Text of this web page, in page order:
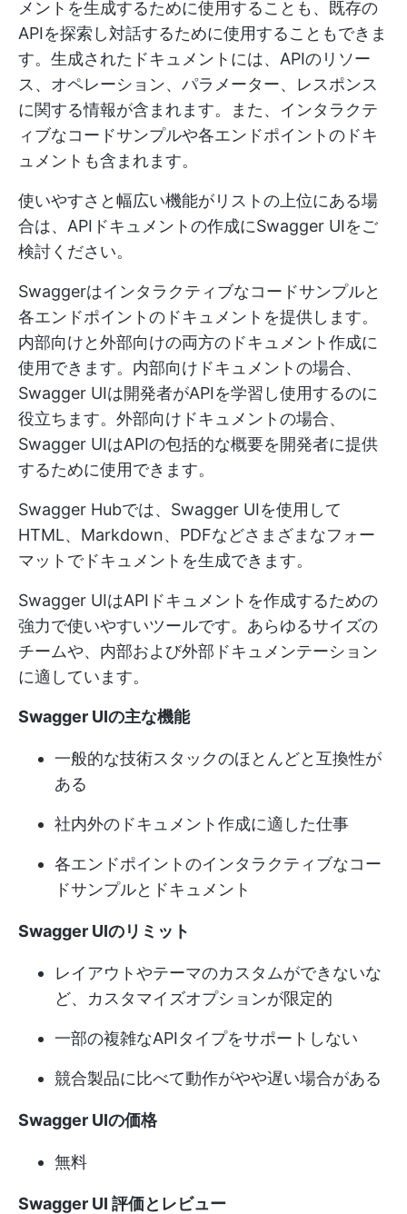
メントを生成するために使用することも、既存の
APIを探索し対話するために使用することもできま
す。生成されたドキュメントには、APIのリソー
ス、オペレーション、パラメーター、レスポンス
に関する情報が含まれます。また、インタラクテ
ィブなコードサンプルや各エンドポイントのドキ
ュメントも含まれます。
使いやすさと幅広い機能がリストの上位にある場
合は、APIドキュメントの作成にSwagger UIをご
検討ください。
Swaggerはインタラクティブなコードサンプルと
各エンドポイントのドキュメントを提供します。
内部向けと外部向けの両方のドキュメント作成に
使用できます。内部向けドキュメントの場合、
Swagger UIは開発者がAPIを学習し使用するのに
役立ちます。外部向けドキュメントの場合、
Swagger UIはAPIの包括的な概要を開発者に提供
するために使用できます。
Swagger Hubでは、Swagger UIを使用して
HTML、Markdown、PDFなどさまざまなフォー
マットでドキュメントを生成できます。
Swagger UIはAPIドキュメントを作成するための
強力で使いやすいツールです。あらゆるサイズの
チームや、内部および外部ドキュメンテーション
に適しています。
Swagger UIの主な機能
一般的な技術スタックのほとんどと互換性が
ある
社内外のドキュメント作成に適した仕事
各エンドポイントのインタラクティブなコー
ドサンプルとドキュメント
Swagger UIのリミット
レイアウトやテーマのカスタムができないな
ど、カスタマイズオプションが限定的
一部の複雑なAPIタイプをサポートしない
競合製品に比べて動作がやや遅い場合がある
Swagger UIの価格
無料
Swagger UI 評価とレビュー